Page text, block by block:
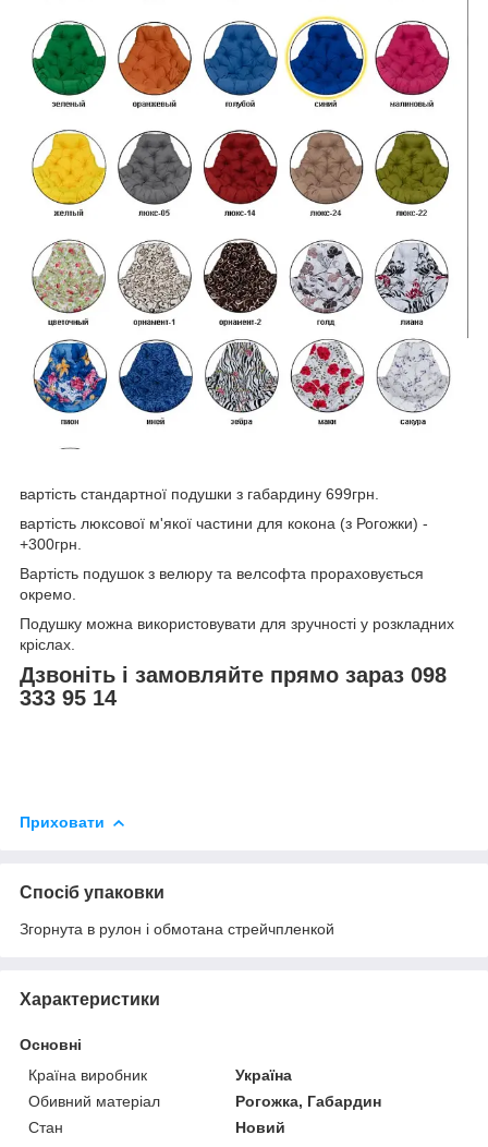
вартість стандартної подушки з габардину 699грн.
вартість люксової м'якої частини для кокона (з Рогожки) -
+300грн.
Вартість подушок з велюру та велсофта прораховується
окремо.
Подушку можна використовувати для зручності у розкладних
кріслах.
Дзвоніть і замовляйте прямо зараз 098
333 95 14
Приховати
Спосіб упаковки
Згорнута в рулон і обмотана стрейчпленкой
Характеристики
Основні
Країна виробник
Україна
Обивний матеріал
Рогожка, Габардин
Стан
Новий